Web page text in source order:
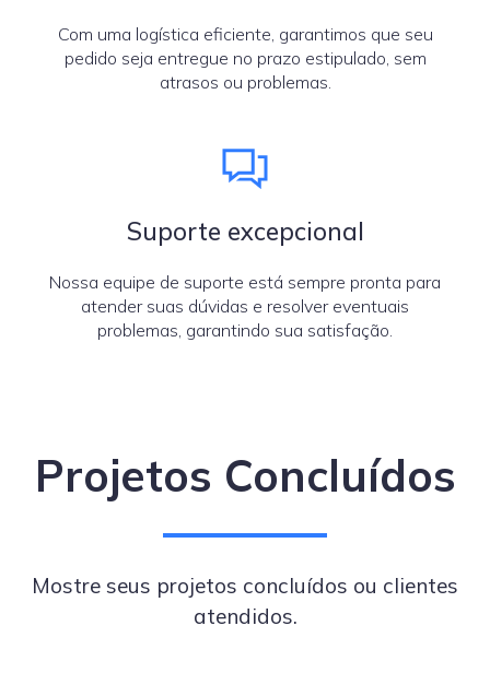
Com uma logística eficiente, garantimos que seu
pedido seja entregue no prazo estipulado, sem
atrasos ou problemas.
Suporte excepcional
Nossa equipe de suporte está sempre pronta para
atender suas dúvidas e resolver eventuais
problemas, garantindo sua satisfação.
Projetos Concluídos
Mostre seus projetos concluídos ou clientes
atendidos.